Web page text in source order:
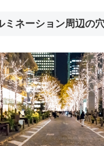
ミネーション周辺の